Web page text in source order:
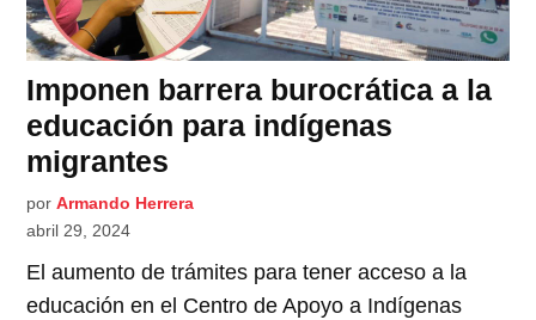
Imponen barrera burocrática a la
educación para indígenas
migrantes
por Armando Herrera
abril 29, 2024
El aumento de trámites para tener acceso a la
educación en el Centro de Apoyo a Indígenas